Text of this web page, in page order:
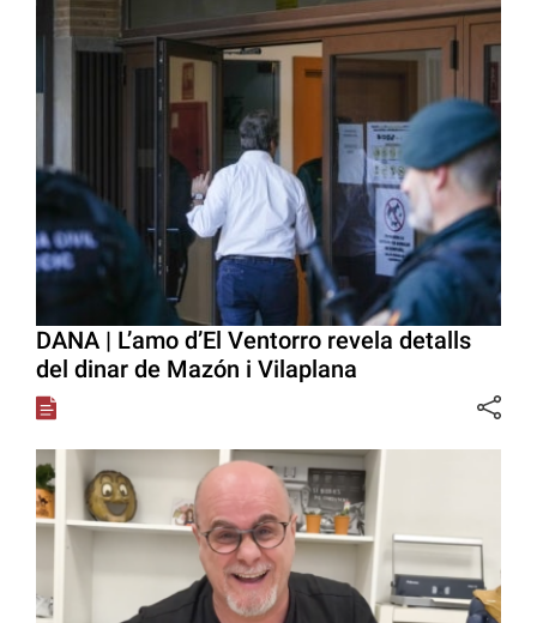
DANA | L’amo d’El Ventorro revela detalls
del dinar de Mazón i Vilaplana